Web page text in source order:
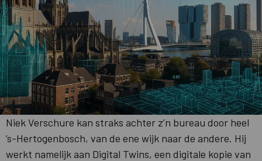
Niek Verschure kan straks achter z’n bureau door heel
’s-Hertogenbosch, van de ene wijk naar de andere. Hij
werkt namelijk aan Digital Twins, een digitale kopie van